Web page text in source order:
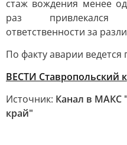
стаж вождения менее
раз привлекался
ответственности за
По факту аварии ведется
ВЕСТИ Ставропольский
Источник: Канал в МАКС
край"